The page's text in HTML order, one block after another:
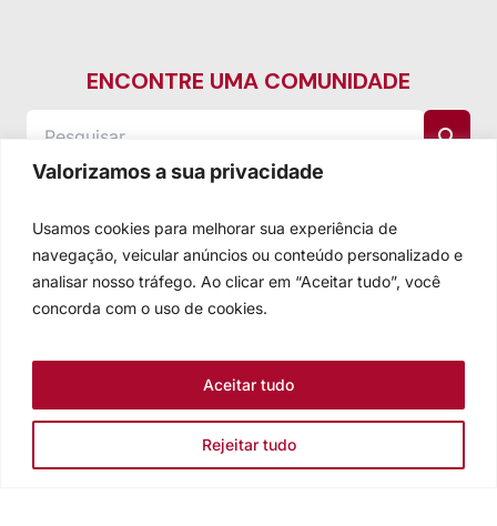
Valorizamos a sua privacidade
Usamos cookies para melhorar sua experiência de
navegação, veicular anúncios ou conteúdo personalizado e
analisar nosso tráfego. Ao clicar em “Aceitar tudo”, você
concorda com o uso de cookies.
Rejeitar tudo
Aceitar tudo
ENCONTRE UMA COMUNIDADE